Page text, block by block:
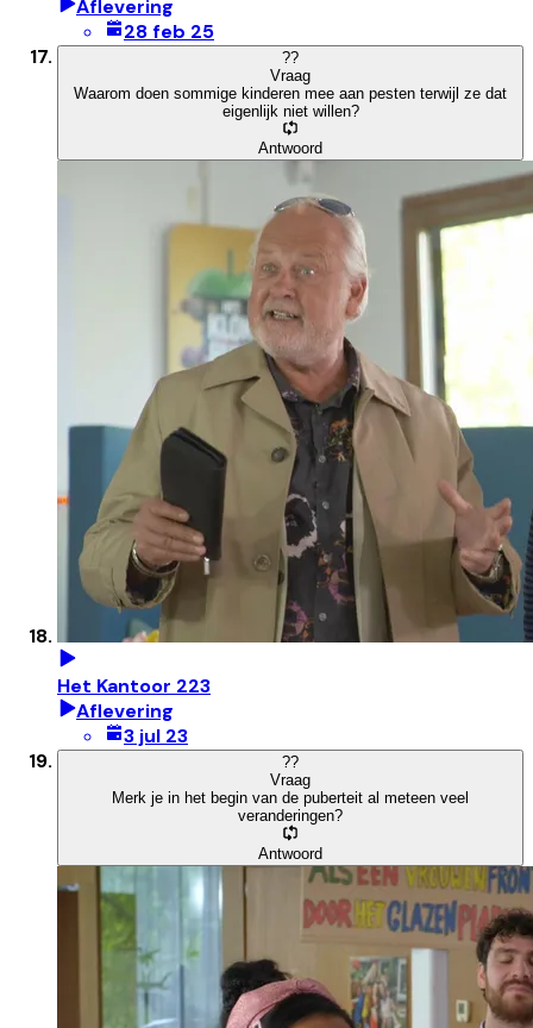
Aflevering
28 feb 25
??
Vraag
Waarom doen sommige kinderen mee aan pesten terwijl ze dat
eigenlijk niet willen?
Antwoord
Het Kantoor 223
Aflevering
3 jul 23
??
Vraag
Merk je in het begin van de puberteit al meteen veel
veranderingen?
Antwoord